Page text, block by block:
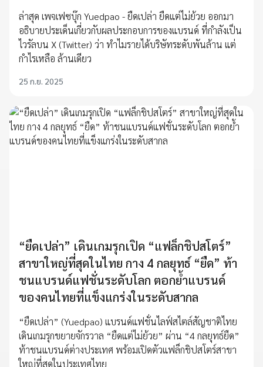
ล่าสุด เพจเฟซบุ๊ก Yuedpao - ยืดเปล่า ยืดแต่ไม่ย้วย ออกมา
อธิบายประเด็นเกี่ยวกับผลประกอบการของแบรนด์ ที่กำลังเป็น
ไวรัลบน X (Twitter) ว่า ทำไมรายได้บริษัทระดับพันล้าน แต่
กำไรเหลือ ล้านเดียว
25 ก.ย. 2025
“ยืดเปล่า” เดินเกมรุกเปิด “แฟล็กชิปสโตร์”
สาขาใหญ่ที่สุดในไทย กาง 4 กลยุทธ์ “ยืด” ท้า
ชนแบรนด์แฟชั่นระดับโลก ตอกย้ำแบรนด์
ของคนไทยที่แข็งแกร่งในระดับสากล
“ยืดเปล่า” (Yuedpao) แบรนด์แฟชั่นไลฟ์สไตล์สัญชาติไทย
เดินเกมรุกขยายจักรวาล “ยืดแต่ไม่ย้วย” ผ่าน “4 กลยุทธ์ยืด”
ท้าชนแบรนด์ต่างประเทศ พร้อมเปิดตัวแฟล็กชิปสโตร์สาขา
ใหญ่ที่สุดในประเทศไทย